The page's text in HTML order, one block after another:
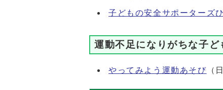
子どもの安全サポーターズ
運動不足になりがちな子ど
やってみよう運動あそび （